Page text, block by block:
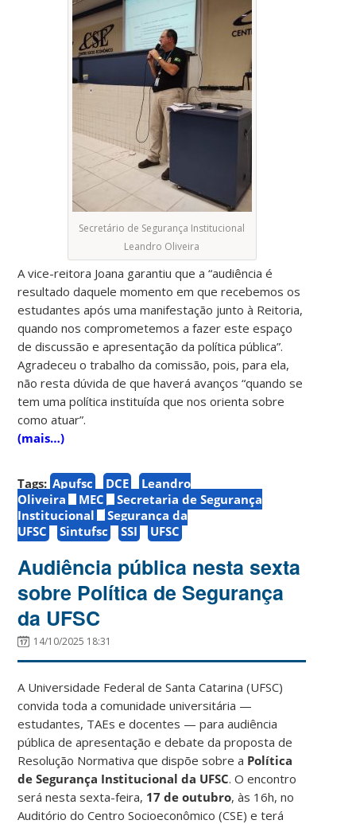
Secretário de Segurança Institucional
Leandro Oliveira
A vice-reitora Joana garantiu que a “audiência é
resultado daquele momento em que recebemos os
estudantes após uma manifestação junto à Reitoria,
quando nos comprometemos a fazer este espaço
de discussão e apresentação da política pública”.
Agradeceu o trabalho da comissão, pois, para ela,
não resta dúvida de que haverá avanços “quando se
tem uma política instituída que nos orienta sobre
como atuar”.
(mais…)
Tags: Apufsc DCE
Leandro
Oliveira
MEC
Secretaria de Segurança
Institucional
Segurança da
UFSC
Sintufsc SSI UFSC
Audiência pública nesta sexta
sobre Política de Segurança
da UFSC
14/10/2025 18:31
A Universidade Federal de Santa Catarina (UFSC)
convida toda a comunidade universitária —
estudantes, TAEs e docentes — para audiência
pública de apresentação e debate da proposta de
Resolução Normativa que dispõe sobre a Política
de Segurança Institucional da UFSC. O encontro
será nesta sexta-feira, 17 de outubro, às 16h, no
Auditório do Centro Socioeconômico (CSE) e terá